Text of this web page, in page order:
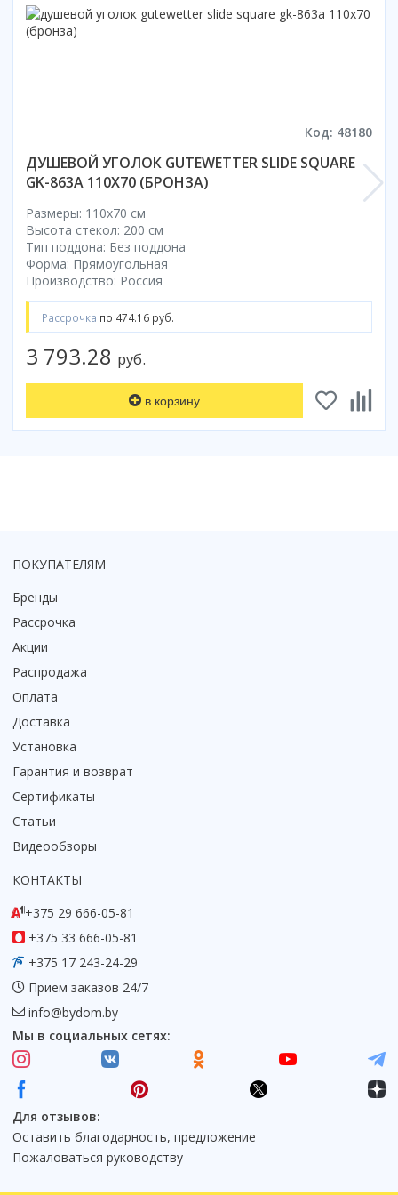
Коврик для душевой кабины
Смотреть все
Код: 48180
ДУШЕВОЙ УГОЛОК GUTEWETTER SLIDE SQUARE
GK-863A 110X70 (БРОНЗА)
Размеры: 110x70 cм
Высота стекол: 200 см
Тип поддона: Без поддона
Форма: Прямоугольная
Производство: Россия
Рассрочка по 474.16 руб.
3 793.28 руб.
в корзину
ПОКУПАТЕЛЯМ
Бренды
Рассрочка
Акции
Распродажа
Оплата
Доставка
Установка
Гарантия и возврат
Сертификаты
Статьи
Видеообзоры
КОНТАКТЫ
+375 29 666-05-81
+375 33 666-05-81
+375 17 243-24-29
Прием заказов 24/7
info@bydom.by
Мы в социальных сетях:
Для отзывов:
Оставить благодарность, предложение
Пожаловаться руководству